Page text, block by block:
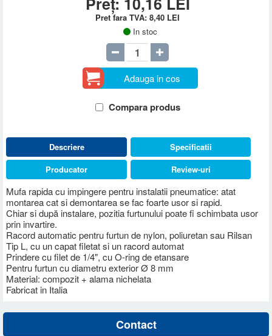
Pret fara TVA:8,40 LEI
In stoc
Adauga in cos
Compara produs
Descriere
Mufa rapida cu impingere pentru instalatii pneumatice: atat
montarea cat si demontarea se fac foarte usor si rapid.
Chiar si după instalare, pozitia furtunului poate fi schimbata usor
prin invartire.
Racord automatic pentru furtun de nylon, poliuretan sau Rilsan
Tip L, cu un capat filetat si un racord automat
Prindere cu filet de 1/4", cu O-ring de etansare
Pentru furtun cu diametru exterior Ø 8 mm
Material: compozit + alama nichelata
Fabricat in Italia
Specificatii
Producator
Review-uri
Contact